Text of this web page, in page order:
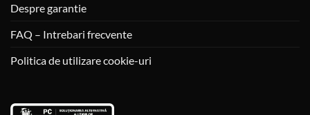
Despre garantie
FAQ – Intrebari frecvente
Politica de utilizare cookie-uri